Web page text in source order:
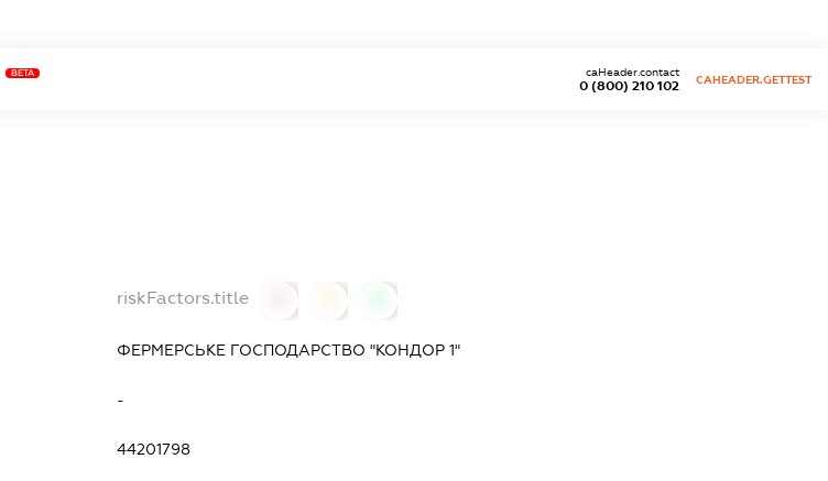
BETA
0 (800) 210 102
caHeader.contact
CAHEADER.GETTEST
riskFactors.title
ФЕРМЕРСЬКЕ ГОСПОДАРСТВО "КОНДОР 1"
-
44201798